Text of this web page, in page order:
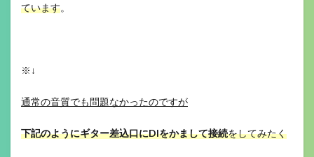
ています。
※↓
通常の音質でも問題なかったのですが
下記のようにギター差込口にDIをかまして接続をしてみたく